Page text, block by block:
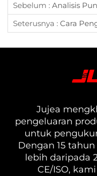
Sebelum : Analisis Punca
Seterusnya : Cara
Jujea
pengeluaran
untuk
Dengan 15
lebih daripada
CE/ISO,